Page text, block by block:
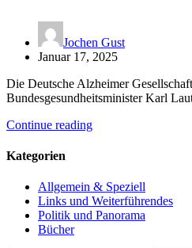
Jochen Gust
Januar 17, 2025
Die Deutsche Alzheimer
Bundesgesundheitsminister Karl
Continue reading
Kategorien
Allgemein & Speziell
Links und Weiterführendes
Politik und Panorama
Bücher